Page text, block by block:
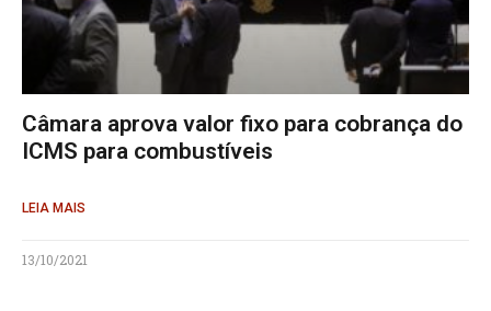
Câmara aprova valor fixo para cobrança do
ICMS para combustíveis
LEIA MAIS
13/10/2021